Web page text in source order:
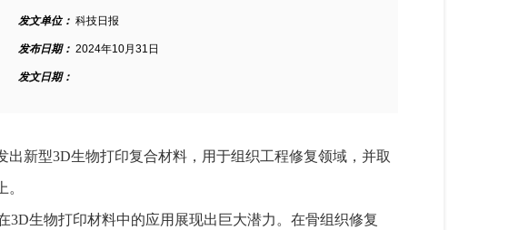
发文单位： 科技日报
发布日期： 2024年10月31日
发文日期：
新型3D生物打印复合材料，用于组织工程修复领域，并取
生物打印材料中的应用展现出巨大潜力。在骨组织修复